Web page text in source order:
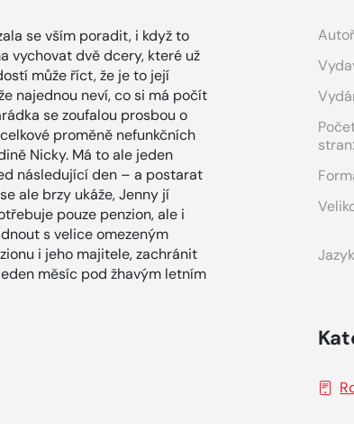
se vším poradit, i když to
vychovat dvě dcery, které už
může říct, že je to její
najednou neví, co si má počít
se zoufalou prosbou o
proměně nefunkčních
Nicky. Má to ale jeden
následující den – a postarat
ale brzy ukáže, Jenny jí
pouze penzion, ale i
s velice omezeným
i jeho majitele, zachránit
měsíc pod žhavým letním
stran: